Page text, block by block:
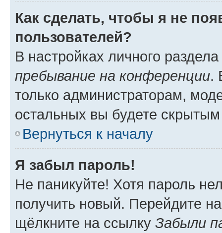
Как сделать, чтобы я не
пользователей?
В настройках личного
пребывание на конференции.
только администраторам,
остальных вы будете
Вернуться к началу
Я забыл пароль!
Не паникуйте! Хотя пароль
получить новый. Перейдите
щёлкните на ссылку Забыли